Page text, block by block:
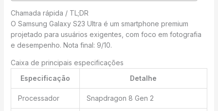
Chamada rápida / TL;DR
O Samsung Galaxy S23 Ultra é um smartphone premium
projetado para usuários exigentes, com foco em fotografia
e desempenho. Nota final: 9/10.
Caixa de principais especificações
Especificação
Detalhe
Processador Snapdragon 8 Gen 2